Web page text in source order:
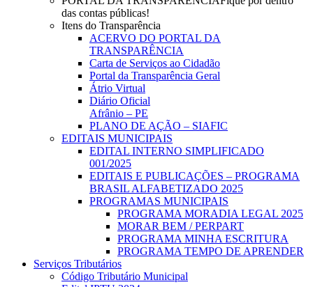
das contas públicas!
Itens do Transparência
ACERVO DO PORTAL DA
TRANSPARÊNCIA
Carta de Serviços ao Cidadão
Portal da Transparência Geral
Átrio Virtual
Diário Oficial
Afrânio – PE
PLANO DE AÇÃO – SIAFIC
EDITAIS MUNICIPAIS
EDITAL INTERNO SIMPLIFICADO
001/2025
EDITAIS E PUBLICAÇÕES – PROGRAMA
BRASIL ALFABETIZADO 2025
PROGRAMAS MUNICIPAIS
PROGRAMA MORADIA LEGAL 2025
MORAR BEM / PERPART
PROGRAMA MINHA ESCRITURA
PROGRAMA TEMPO DE APRENDER
Serviços Tributários
Código Tributário Municipal